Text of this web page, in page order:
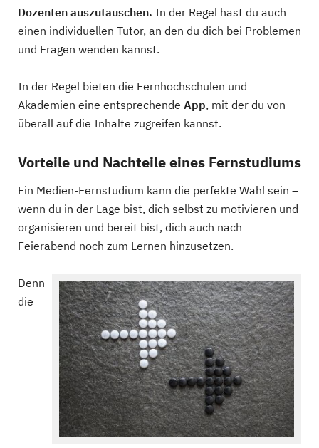
Dozenten auszutauschen. In der Regel hast du auch
einen individuellen Tutor, an den du dich bei Problemen
und Fragen wenden kannst.
In der Regel bieten die Fernhochschulen und
Akademien eine entsprechende App, mit der du von
überall auf die Inhalte zugreifen kannst.
Vorteile und Nachteile eines Fernstudiums
Ein Medien-Fernstudium kann die perfekte Wahl sein –
wenn du in der Lage bist, dich selbst zu motivieren und
organisieren und bereit bist, dich auch nach
Feierabend noch zum Lernen hinzusetzen.
Denn
die